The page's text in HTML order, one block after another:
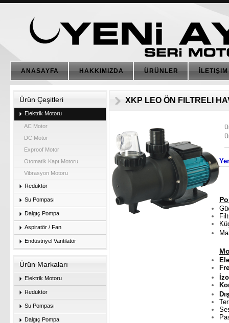
ANASAYFA HAKKIMIZDA ÜRÜNLER İLETIŞIM
Ürün Çeşitleri
Elektrik Motoru
AC Motor
DC Motor
Exproof Motor
Otomatik Kapı Motoru
Vibrasyon Motoru
Redüktör
Su Pompası
Dalgıç Pompa
Aspiratör / Fan
Endüstriyel Vantilatör
Ürün Markaları
Elektrik Motoru
Redüktör
Su Pompası
Dalgıç Pompa
XKP LEO ÖN FILTRELI